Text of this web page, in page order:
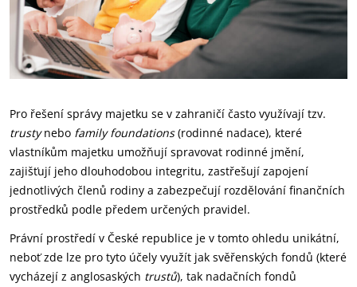
Pro řešení správy majetku se v zahraničí často využívají tzv.
trustynebo family foundations(rodinné nadace), které
vlastníkům majetku umožňují spravovat rodinné jmění,
zajišťují jeho dlouhodobou integritu, zastřešují zapojení
jednotlivých členů rodiny a zabezpečují rozdělování finančních
prostředků podle předem určených pravidel.
Právní prostředí v České republice je v tomto ohledu unikátní,
neboť zde lze pro tyto účely využít jak svěřenských fondů (které
vycházejí z anglosaských trustů), tak nadačních fondů